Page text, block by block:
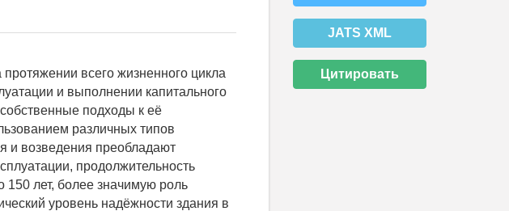
всего жизненного цикла
и выполнении капитального
подходы к её
различных типов
и возведения преобладают
продолжительность
150 лет, более значимую роль
уровень надёжности здания в
JATS XML
Цитировать